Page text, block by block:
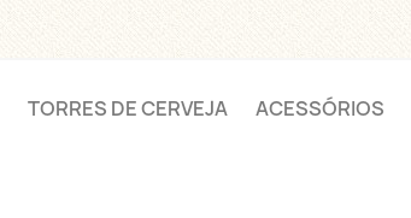
TORRES DE CERVEJA ACESSÓRIOS